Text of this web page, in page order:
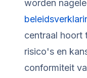
worden
centraal hoort
risico's en
conformiteit